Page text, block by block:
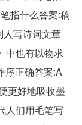
指什么答案:稿
人写诗词文章
中也有以物求
序正确答案:A
更好地吸收墨
人们用毛笔写